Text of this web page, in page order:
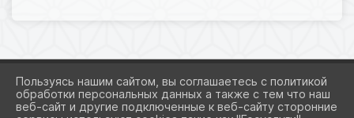
2026 Г. KAZAN-CRD.RU
Пользуясь нашим сайтом, вы соглашаетесь с политикой
обработки персональных данных а также с тем что наш
веб-сайт и другие подключенные к веб-сайту сторонние